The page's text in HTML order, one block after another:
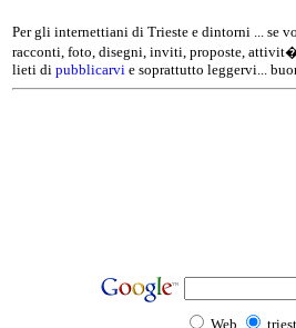
Per gli internettiani di Trieste e dintorni ... se
racconti, foto, disegni, inviti, proposte,
lieti di pubblicarvi e soprattutto leggervi...
Web